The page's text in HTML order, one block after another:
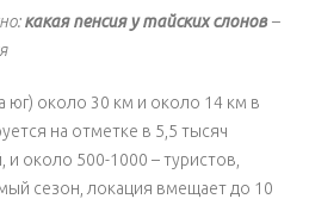
какая пенсия у тайских слонов–
юг) около 30 км и около 14 км в
на отметке в 5,5 тысяч
около 500-1000 – туристов,
сезон, локация вмещает до 10